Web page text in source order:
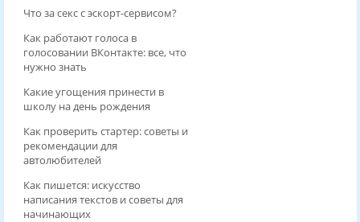
Что за секс с эскорт-сервисом?
Как работают голоса в
голосовании ВКонтакте: все, что
нужно знать
Какие угощения принести в
школу на день рождения
Как проверить стартер: советы и
рекомендации для
автолюбителей
Как пишется: искусство
написания текстов и советы для
начинающих